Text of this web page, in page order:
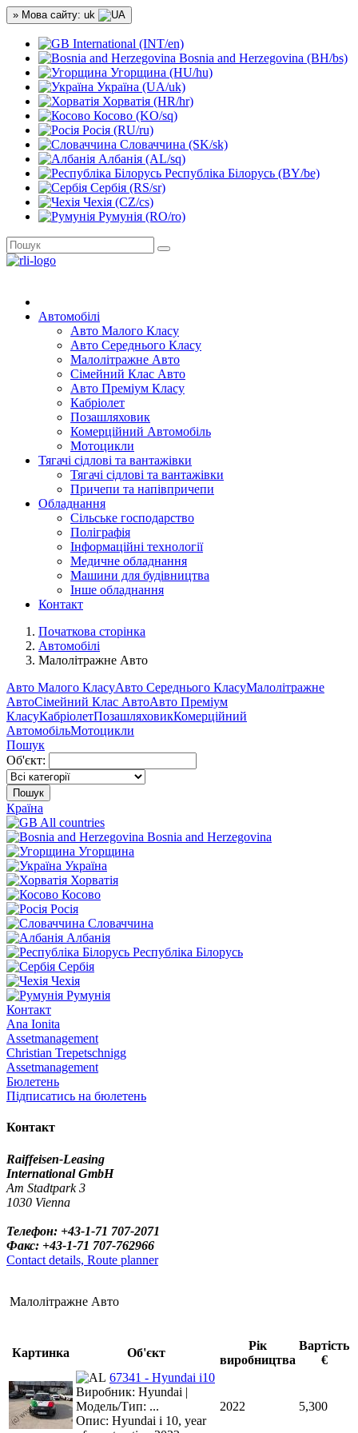
» Мова сайту: uk
International (INT/en)
Bosnia and Herzegovina (BH/bs)
Угорщина (HU/hu)
Україна (UA/uk)
Хорватія (HR/hr)
Косово (KO/sq)
Росія (RU/ru)
Словаччина (SK/sk)
Албанія (AL/sq)
Республіка Білорусь (BY/be)
Сербія (RS/sr)
Чехія (CZ/cs)
Румунія (RO/ro)
Автомобілі
Авто Малого Класу
Авто Середнього Класу
Малолітражне Авто
Сімейний Клас Авто
Авто Преміум Класу
Кабріолет
Позашляховик
Комерційний Автомобіль
Мотоцикли
Тягачі сідлові та вантажівки
Тягачі сідлові та вантажівки
Причепи та напівпричепи
Обладнання
Сільське господарство
Поліграфія
Інформаційні технології
Медичне обладнання
Машини для будівництва
Інше обладнання
Контакт
Початкова сторінка
Автомобілі
Малолітражне Авто
Авто Малого КласуАвто Середнього КласуМалолітражне
АвтоСімейний Клас АвтоАвто Преміум
КласуКабріолетПозашляховикКомерційний
АвтомобільМотоцикли
Пошук
Об'єкт:
Пошук
Країна
All countries
Bosnia and Herzegovina
Угорщина
Україна
Хорватія
Косово
Росія
Словаччина
Албанія
Республіка Білорусь
Сербія
Чехія
Румунія
Контакт
Ana Ionita
Assetmanagement
Christian Trepetschnigg
Assetmanagement
Бюлетень
Підписатись на бюлетень
Контакт
Raiffeisen-Leasing
International GmbH
Am Stadtpark 3
1030 Vienna
Телефон: +43-1-71 707-2071
Факс: +43-1-71 707-762966
Contact details, Route planner
Малолітражне Авто
Картинка Об'єкт
Рік
виробництва
Вартість
€
67341 - Hyundai i10
Виробник: Hyundai |
Модель/Тип: ...
Опис: Hyundai i 10, year
2022 5,300